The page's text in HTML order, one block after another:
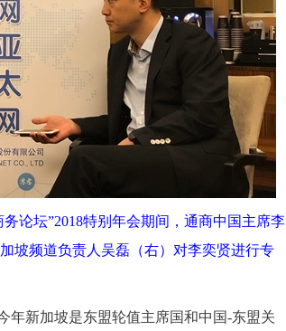
坛”2018特别年会期间，通商中国主席李
坡频道负责人吴磊（右）对李奕贤进行专
新加坡是东盟轮值主席国和中国-东盟关